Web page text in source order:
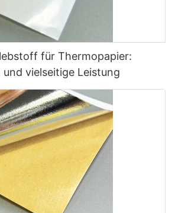
für Thermopapier:
vielseitige Leistung